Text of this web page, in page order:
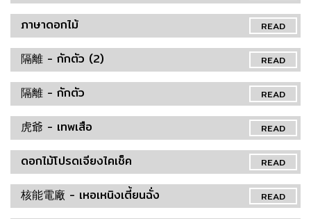
READ
ภาษาดอกไม้
READ
隔離 - กักตัว (2)
READ
隔離 - กักตัว
READ
虎爺 - เทพเสือ
READ
ดอกไม้โปรดเจียงไคเช็ค
READ
核能電廠 - เหอเหนิงเตี้ยนฉั่ง